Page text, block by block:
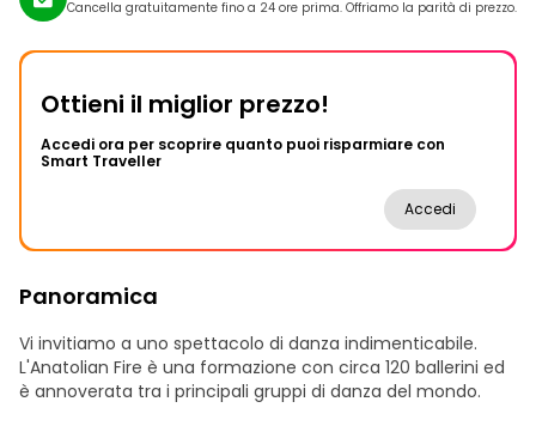
Cancella gratuitamente fino a 24 ore prima. Offriamo la parità di prezzo.
Ottieni il miglior prezzo!
Accedi ora per scoprire quanto puoi risparmiare con
Smart Traveller
Accedi
Panoramica
Vi invitiamo a uno spettacolo di danza indimenticabile.
L'Anatolian Fire è una formazione con circa 120 ballerini ed
è annoverata tra i principali gruppi di danza del mondo.